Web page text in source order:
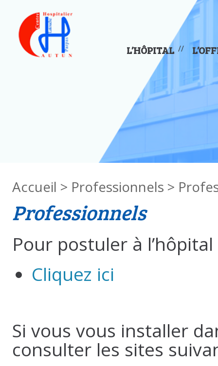
L’HÔPITAL
Accueil > Professionnels >
Professionnels
Pour postuler à l’hôpital
Cliquez ici
Si vous vous installer
consulter les sites